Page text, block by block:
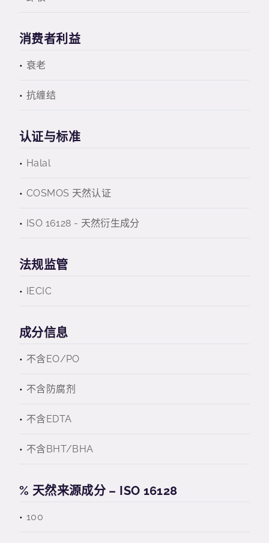
消费者利益
衰老
抗缠结
认证与标准
Halal
COSMOS 天然认证
ISO 16128 - 天然衍生成分
法规监管
IECIC
成分信息
不含EO/PO
不含防腐剂
不含EDTA
不含BHT/BHA
% 天然来源成分 – ISO 16128
100